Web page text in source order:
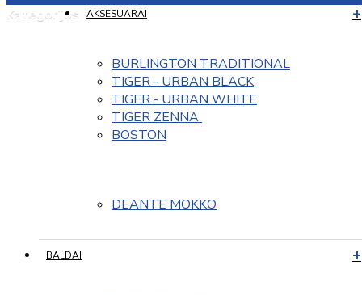
Kategorijos AKSESUARAI
BURLINGTON TRADITIONAL
TIGER - URBAN BLACK
TIGER - URBAN WHITE
TIGER ZENNA
BOSTON
DEANTE MOKKO
BALDAI